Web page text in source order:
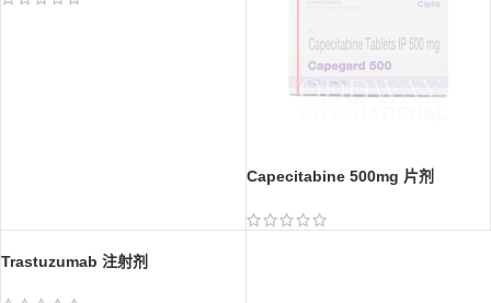
Capecitabine 500mg 片剂
Trastuzumab 注射剂